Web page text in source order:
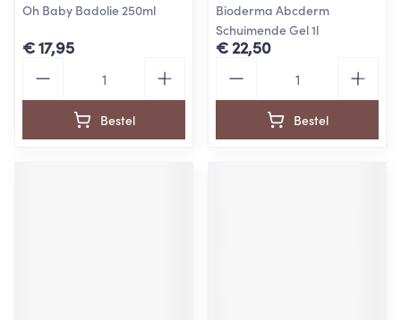
Oh Baby Badolie 250ml
€ 17,95
Bestel
Bioderma Abcderm
Schuimende Gel 1l
€ 22,50
Bestel